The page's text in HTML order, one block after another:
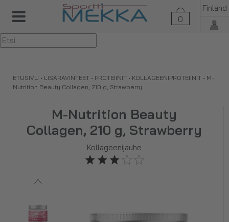
0
Finland
▼
ETUSIVU • LISÄRAVINTEET • PROTEIINIT • KOLLAGEENIPROTEIINIT • M-
Nutrition Beauty Collagen, 210 g, Strawberry
M-Nutrition Beauty
Collagen, 210 g, Strawberry
Kollageenijauhe